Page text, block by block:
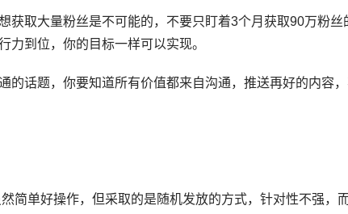
取大量粉丝是不可能的，不要只盯着3个月获取90万粉丝
力到位，你的目标一样可以实现。
题，你要知道所有价值都来自沟通，推送再好的内容，
单好操作，但采取的是随机发放的方式，针对性不强，